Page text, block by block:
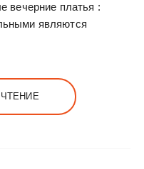
вечерние платья :
являются